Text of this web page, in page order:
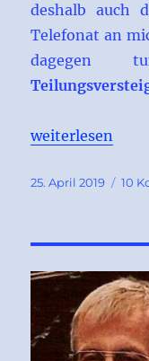
deshalb auch
Telefonat an
dagegen
weiterlesen
Veröffentlicht
25. April 2019 10